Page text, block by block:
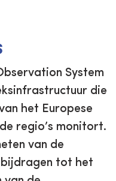
System
die
het Europese
regio’s monitort.
van de
tot het